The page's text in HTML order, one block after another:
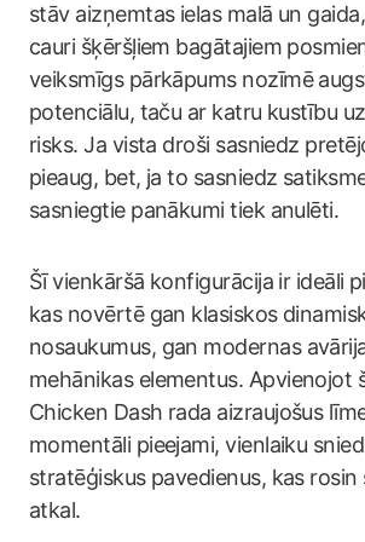
stāv aizņemtas ielas malā un
cauri šķēršļiem bagātajiem
veiksmīgs pārkāpums nozīmē
potenciālu, taču ar katru kustību
risks. Ja vista droši sasniedz
pieaug, bet, ja to sasniedz
sasniegtie panākumi tiek anulēti.
Šī vienkāršā konfigurācija ir ideāli
kas novērtē gan klasiskos
nosaukumus, gan modernas
mehānikas elementus. Apvienojot
Chicken Dash rada aizraujošus
momentāli pieejami, vienlaiku
stratēģiskus pavedienus, kas
atkal.